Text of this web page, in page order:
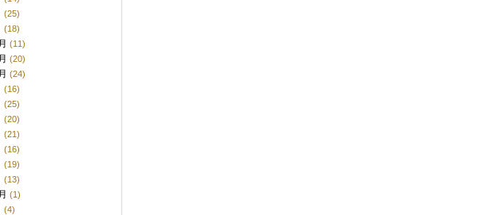
(25)
(18)
(11)
(20)
(24)
(16)
(25)
(20)
(21)
(16)
(19)
(13)
(1)
(4)